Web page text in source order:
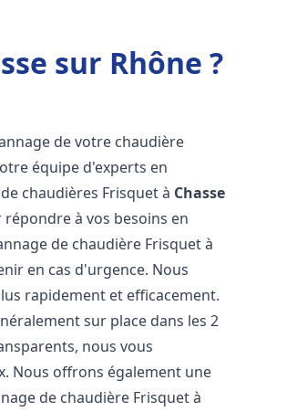
sur Rhône ?
de votre chaudière
équipe d'experts en
chaudières Frisquet à Chasse
à vos besoins en
de chaudière Frisquet à
en cas d'urgence. Nous
rapidement et efficacement.
sur place dans les 2
nous vous
Nous offrons également une
de chaudière Frisquet à